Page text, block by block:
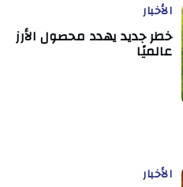
الأخبار
خطر جديد يهدد محصول الأرز
عالميًا
الأخبار